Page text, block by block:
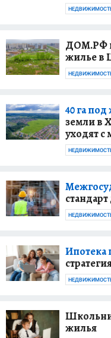
ДОМ.РФ
жилье в
40 га
земли в
уходят с
Ипотека
жилья